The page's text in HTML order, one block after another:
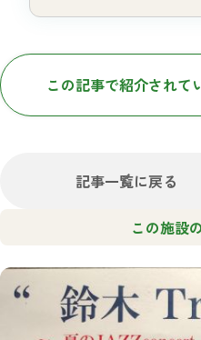
この記事で紹介されて
記事一覧に戻る
この施設